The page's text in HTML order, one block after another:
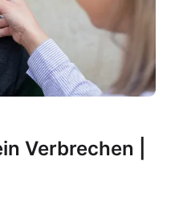
Verbrechen |